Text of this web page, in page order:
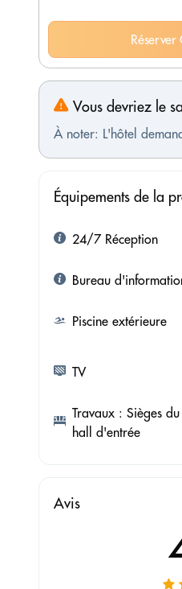
Vous devriez le
À noter: L'hôtel
Équipements de la
24/7 Réception
Bureau
Piscine extérieure
TV
Travaux : Sièges du
hall d'entrée
Avis